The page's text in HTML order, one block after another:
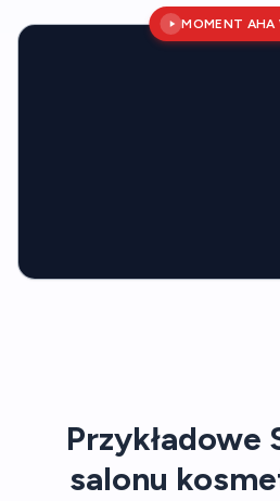
MOMENT AHA
Przykładowe
salonu